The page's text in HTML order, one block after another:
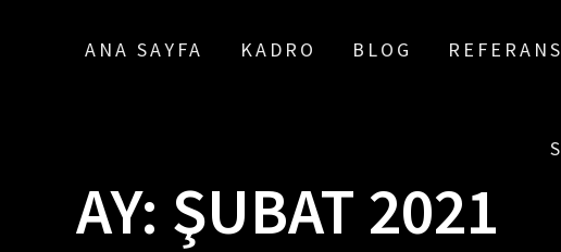
ANA SAYFA KADRO BLOG
AY: ŞUBAT 2021